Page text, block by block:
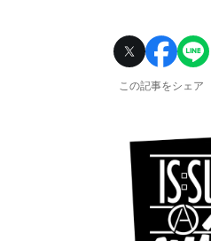
この記事をシェア